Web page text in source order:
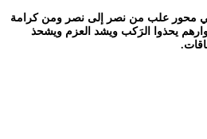
محور علب من نصر إلى نصر ومن كرامة
يحذوا الرَكب ويشد العزم ويشحذ